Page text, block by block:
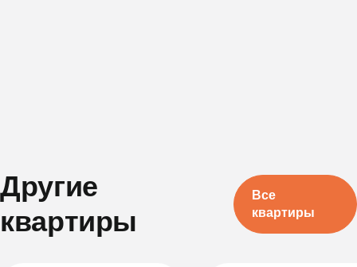
Другие
квартиры
Все
квартиры